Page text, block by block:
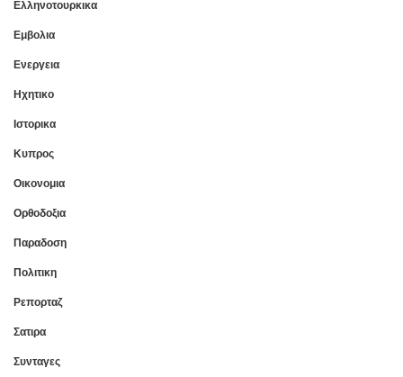
Ελληνοτουρκικα
Εμβολια
Ενεργεια
Ηχητικο
Ιστορικα
Κυπρος
Οικονομια
Ορθοδοξια
Παραδοση
Πολιτικη
Ρεπορταζ
Σατιρα
Συνταγες